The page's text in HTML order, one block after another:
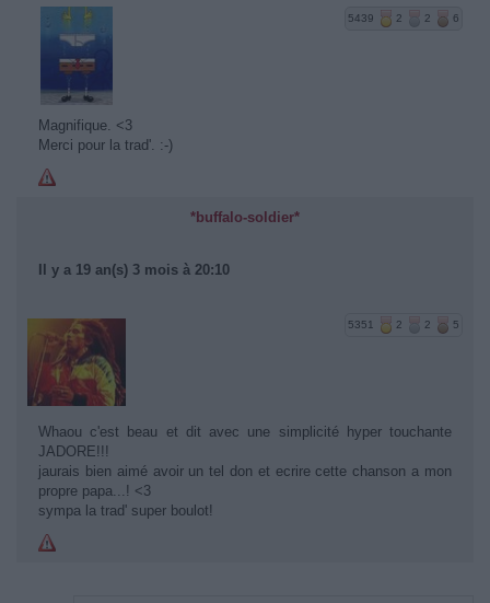
5439 2 2 6
Magnifique. <3
Merci pour la trad'. :-)
*buffalo-soldier*
Il y a 19 an(s) 3 mois à 20:10
5351 2 2 5
Whaou c'est beau et dit avec une simplicité hyper touchante
JADORE!!!
jaurais bien aimé avoir un tel don et ecrire cette chanson a mon
propre papa...! <3
sympa la trad' super boulot!